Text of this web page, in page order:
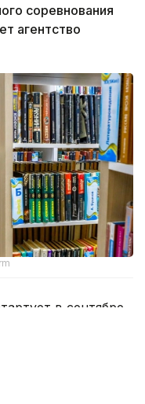
соревнования
агентство
в сентябре.